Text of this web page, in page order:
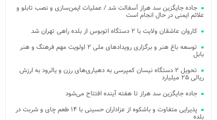
جاده جایگزین سد هراز آسفالت شد / عملیات ایمن‌سازی و نصب تابلو و
علائم ایمنی در حال انجام است
کاروان عاشقان ولایت با ۲ دستگاه اتوبوس از بلده راهی تهران شد
توسعه باغ هنر و برگزاری رویدادهای ملی ۲ اولویت مهم فرهنگ و هنر
بابل
تحویل ۲ دستگاه نیسان کمپرسی به دهیاری‌های رزن و یالرود به ارزش
ریالی ۲۵ میلیارد
جاده جایگزین سد هراز تا هفته آینده افتتاح می‌شود
پذیرایی متفاوت و باشکوه از عزاداران حسینی با ۱۴ طعم چای و شربت در
بلده